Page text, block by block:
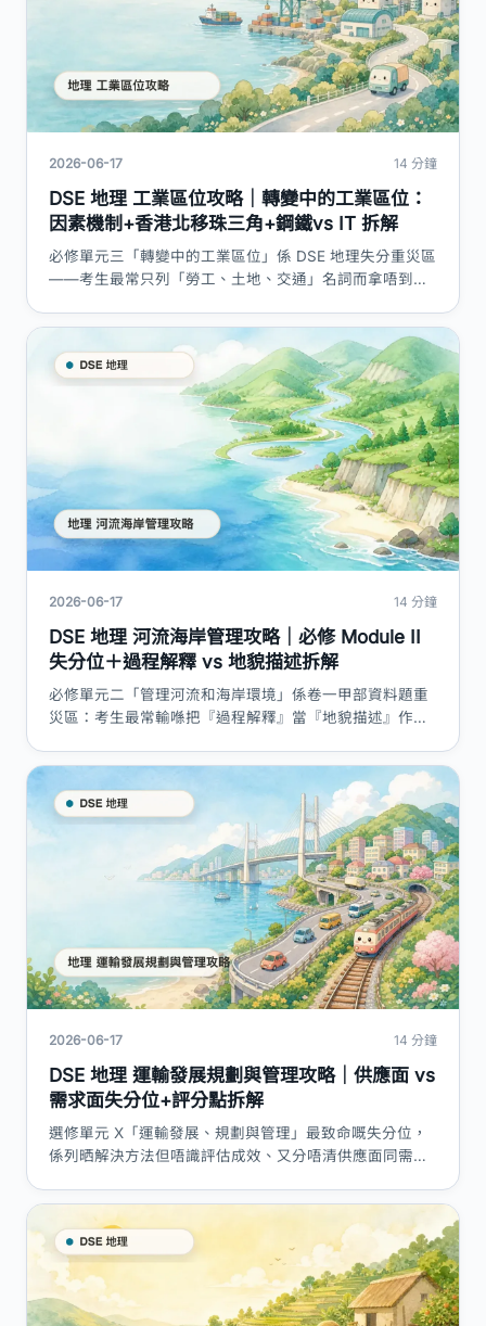
2026-06-17 14 分鐘
DSE 地理 工業區位攻略｜轉變中的工業區位：
因素機制+香港北移珠三角+鋼鐵vs IT 拆解
必修單元三「轉變中的工業區位」係 DSE 地理失分重災區
——考生最常只列「勞工、土地、交通」名詞而拿唔到解
料/市場/自由導向的重量增減邏輯、香港製造業北移珠三
角的推力—拉力、鋼鐵 vs 資訊科技兩種區位模式，附評
分點表同答題技巧。
2026-06-17 14 分鐘
DSE 地理 河流海岸管理攻略｜必修 Module II
失分位＋過程解釋 vs 地貌描述拆解
必修單元二「管理河流和海岸環境」係卷一甲部資料題重
災區：考生最常輸喺把『過程解釋』當『地貌描述』作
估指引拆解水循環、暴雨歷線、河流／海岸地貌成因、硬
2026-06-17 14 分鐘
DSE 地理 運輸發展規劃與管理攻略｜供應面 vs
需求面失分位+評分點拆解
選修單元 X「運輸發展、規劃與管理」最致命嘅失分位，
係列晒解決方法但唔識評估成效、又分唔清供應面同需求
城市形貌、交通擠塞成因、供求兩面策略同香港—珠三角
樞紐，附評分點表同答題框架。